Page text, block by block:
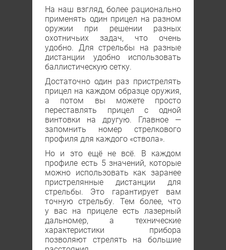
На наш взгляд, более рационально
применять один прицел на разном
оружии при решении разных
охотничьих задач, что очень
удобно. Для стрельбы на разные
дистанции удобно использовать
баллистическую сетку.
Достаточно один раз пристрелять
прицел на каждом образце оружия,
а потом вы можете просто
переставлять прицел с одной
винтовки на другую. Главное —
запомнить номер стрелкового
профиля для каждого «ствола».
Но и это ещё не всё. В каждом
профиле есть 5 значений, которые
можно использовать как заранее
пристрелянные дистанции для
стрельбы. Это гарантирует вам
точную стрельбу. Тем более, что
у вас на прицеле есть лазерный
дальномер, а технические
характеристики прибора
позволяют стрелять на большие